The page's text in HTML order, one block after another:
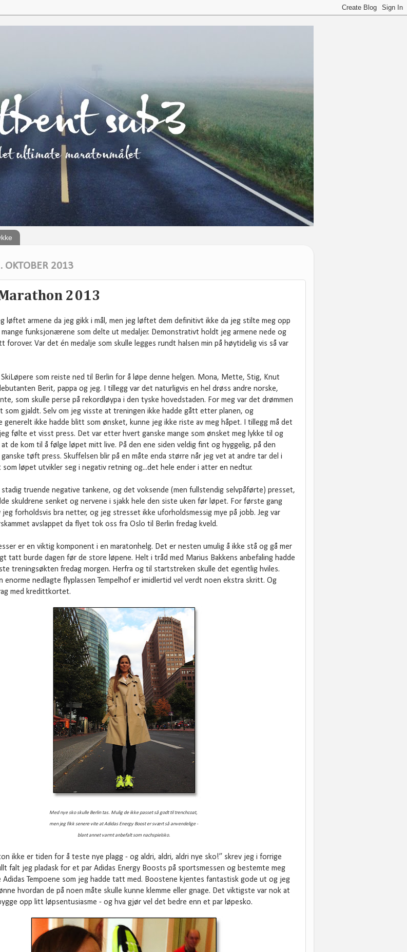
OKTOBER 2013
2013
løftet armene da jeg gikk i mål, men jeg løftet dem definitivt ikke da jeg stilte meg opp
mange funksjonærene som delte ut medaljer. Demonstrativt holdt jeg armene nede og
forover. Var det én medalje som skulle legges rundt halsen min på høytidelig vis så var
SkiLøpere som reiste ned til Berlin for å løpe denne helgen. Mona, Mette, Stig, Knut
Berit, pappa og jeg. I tillegg var det naturligvis en hel drøss andre norske,
som skulle perse på rekordløypa i den tyske hovedstaden. For meg var det drømmen
som gjaldt. Selv om jeg visste at treningen ikke hadde gått etter planen, og
generelt ikke hadde blitt som ønsket, kunne jeg ikke riste av meg håpet. I tillegg må det
følte et visst press. Det var etter hvert ganske mange som ønsket meg lykke til og
de kom til å følge løpet mitt live. På den ene siden veldig fint og hyggelig, på den
tøft press. Skuffelsen blir på en måte enda større når jeg vet at andre tar del i
løpet utvikler seg i negativ retning og...det hele ender i atter en nedtur.
stadig truende negative tankene, og det voksende (men fullstendig selvpåførte) presset,
skuldrene senket og nervene i sjakk hele den siste uken før løpet. For første gang
jeg forholdsvis bra netter, og jeg stresset ikke uforholdsmessig mye på jobb. Jeg var
avslappet da flyet tok oss fra Oslo til Berlin fredag kveld.
er en viktig komponent i en maratonhelg. Det er nesten umulig å ikke stå og gå mer
tatt burde dagen før de store løpene. Helt i tråd med Marius Bakkens anbefaling hadde
treningsøkten fredag morgen. Herfra og til startstreken skulle det egentlig hviles.
enorme nedlagte flyplassen Tempelhof er imidlertid vel verdt noen ekstra skritt. Og
med kredittkortet.
Med nye sko skulle Berlin tas. Mulig de ikke passet så godt til trenchcoat,
men jeg fikk senere vite at Adidas EnergyBoost er svært så anvendelige -
blant annet varmt anbefalt som nachspielsko.
ikke er tiden for å teste nye plagg - og aldri, aldri, aldri nye sko!” skrev jeg i forrige
falt jeg pladask for et par Adidas Energy Boosts på sportsmessen og bestemte meg
Tempoene som jeg hadde tatt med. Boostene kjentes fantastisk gode ut og jeg
hvordan de på noen måte skulle kunne klemme eller gnage. Det viktigste var nok at
opp litt løpsentusiasme - og hva gjør vel det bedre enn et par løpesko.